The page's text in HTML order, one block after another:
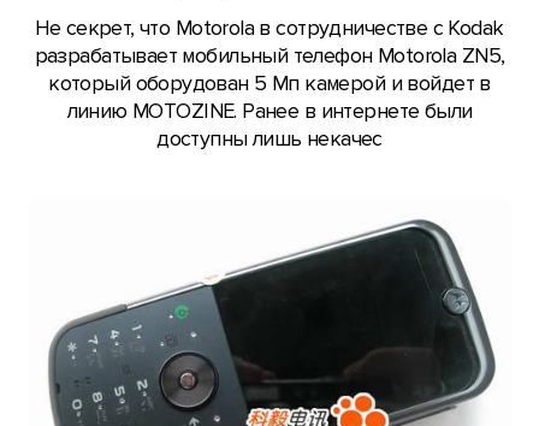
Не секрет, что Motorola в сотрудничестве с Kodak
разрабатывает мобильный телефон Motorola ZN5,
который оборудован 5 Мп камерой и войдет в
линию MOTOZINE. Ранее в интернете были
доступны лишь некачес